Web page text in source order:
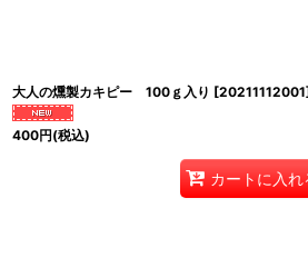
大人の燻製カキピー 100ｇ入り [20211112001
400円(税込)
カートに入れ